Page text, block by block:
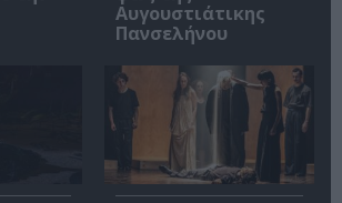
Αυγουστιάτικης
Πανσελήνου